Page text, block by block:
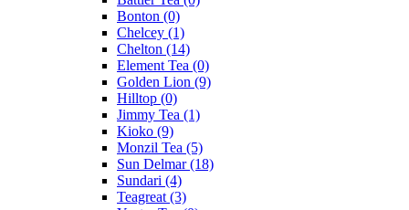
Bonton (0)
Chelcey (1)
Chelton (14)
Element Tea (0)
Golden Lion (9)
Hilltop (0)
Jimmy Tea (1)
Kioko (9)
Monzil Tea (5)
Sun Delmar(18)
Sundari (4)
Teagreat (3)